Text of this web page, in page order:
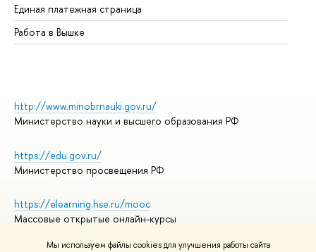
Мы используем файлы cookies для улучшения работы сайта
Единая платежная страница
Работа в Вышке
http://www.minobrnauki.gov.ru/
Министерство науки и высшего образования РФ
https://edu.gov.ru/
Министерство просвещения РФ
https://elearning.hse.ru/mooc
Массовые открытые онлайн-курсы